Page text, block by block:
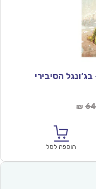
₪
הוספה לסל